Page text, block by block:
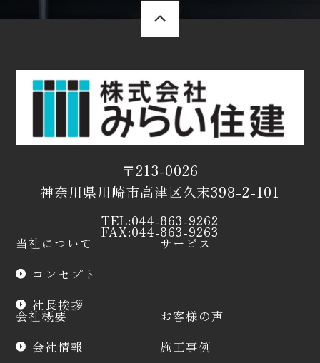
〒213-0026
神奈川県川崎市高津区久末398-2-101
TEL:044-863-9262
FAX:044-863-9263
当社について
コンセプト
社長挨拶
サービス
会社概要
会社情報
お客様の声
施工事例